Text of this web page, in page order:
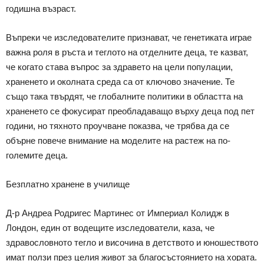
годишна възраст.
Въпреки че изследователите признават, че генетиката играе
важна роля в ръста и теглото на отделните деца, те казват,
че когато става въпрос за здравето на цели популации,
храненето и околната среда са от ключово значение. Те
също така твърдят, че глобалните политики в областта на
храненето се фокусират преобладаващо върху деца под пет
години, но тяхното проучване показва, че трябва да се
обърне повече внимание на моделите на растеж на по-
големите деца.
Безплатно хранене в училище
Д-р Андреа Родригес Мартинес от Империал Колидж в
Лондон, един от водещите изследователи, каза, че
здравословното тегло и височина в детството и юношеството
имат ползи през целия живот за благосъстоянието на хората.